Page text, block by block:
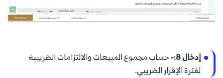
إدخال 8:-
حساب مجموع المبيعات والالتزامات الضريبية
لفترة الإقرار الضريبي.